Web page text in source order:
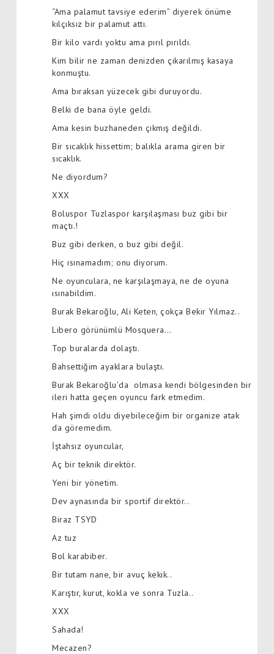
“Ama palamut tavsiye ederim” diyerek önüme
kılçıksız bir palamut attı.
Bir kilo vardı yoktu ama pırıl pırıldı.
Kim bilir ne zaman denizden çıkarılmış kasaya
konmuştu.
Ama bıraksan yüzecek gibi duruyordu.
Belki de bana öyle geldi.
Ama kesin buzhaneden çıkmış değildi.
Bir sıcaklık hissettim; balıkla arama giren bir
sıcaklık.
Ne diyordum?
XXX
Boluspor Tuzlaspor karşılaşması buz gibi bir
maçtı.!
Buz gibi derken, o buz gibi değil.
Hiç ısınamadım; onu diyorum.
Ne oyunculara, ne karşılaşmaya, ne de oyuna
ısınabildim.
Burak Bekaroğlu, Ali Keten, çokça Bekir Yılmaz..
Libero görünümlü Mosquera…
Top buralarda dolaştı.
Bahsettiğim ayaklara bulaştı.
Burak Bekaroğlu’da olmasa kendi bölgesinden bir
ileri hatta geçen oyuncu fark etmedim.
Hah şimdi oldu diyebileceğim bir organize atak
da göremedim.
İştahsız oyuncular,
Aç bir teknik direktör.
Yeni bir yönetim.
Dev aynasında bir sportif direktör..
Biraz TSYD
Az tuz
Bol karabiber.
Bir tutam nane, bir avuç kekik..
Karıştır, kurut, kokla ve sonra Tuzla..
XXX
Sahada!
Mecazen?